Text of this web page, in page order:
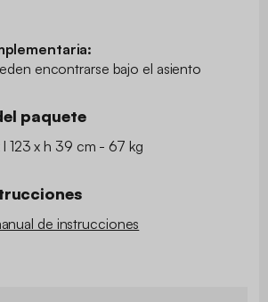
encontrarse bajo el asiento
paquete
l 123 x h 39 cm - 67 kg
de instrucciones